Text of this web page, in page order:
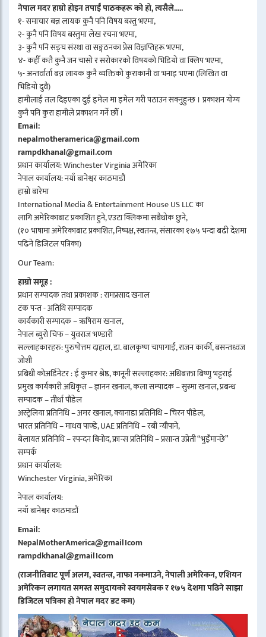
नेपाल मदर हाम्रो होइन तपाईँ पाठकहरू को हो, त्यसैले.....
१- समाचार बन्न लायक कुनै पनि विषय बस्तु भएमा,
२- कुनै पनि विषय बस्तुमा लेख रचना भएमा,
३- कुनै पनि सङ्घ संस्था वा सङ्गठनका प्रेस विज्ञप्तिहरू भएमा,
४- कहीँ कतै कुनै जन चासो र सरोकारको विषयको भिडियो वा क्लिप भएमा,
५- अन्तर्वार्ता बन्न लायक कुनै व्यक्तिको कुराकानी वा भनाइ भएमा (लिखित वा
भिडियो दुवै)
हामीलाई तल दिइएका दुई इमेल मा इमेल गरी पठाउन सक्नुहुन्छ । प्रकाशन योग्य
कुनै पनि कुरा हामीले प्रकाशन गर्ने छौँ ।
Email:
nepalmotheramerica@gmail.com
rampdkhanal@gmail.com
प्रधान कार्यालय: Winchester Virginia अमेरिका
नेपाल कार्यालय: नयाँ बानेश्वर काठमाडौं
हाम्रो बारेमा
International Media & Entertainment House US LLC का
लागि अमेरिकाबाट प्रकाशित हुने, एउटा क्लिकमा सबैथोक छुने,
(१० भाषामा अमेरिकाबाट प्रकाशित, निष्पक्ष, स्वतन्त्र, संसारका १७५ भन्दा बढी देशमा
पढिने डिजिटल पत्रिका)
Our Team:
हाम्रो समूह :
प्रधान सम्पादक तथा प्रकाशक : रामप्रसाद खनाल
टंक पन्त - अतिथि सम्पादक
कार्यकारी सम्पादक – ऋषिराम खनाल,
नेपाल ब्युरो चिफ – युवराज भण्डारी
सल्लाहकारहरु: पुरुषोत्तम दाहाल, डा. बालकृष्ण चापागाईं, राजन कार्की, बसन्तध्वज
जोशी
प्रबिधी कोअर्डिनेटर : ई कुमार श्रेष्ठ, कानूनी सल्लाहकार: अधिबक्ता बिष्णु भट्टराई
प्रमुख कार्यकारी अधिकृत – ज्ञानन खनाल, कला सम्पादक – सुस्मा खनाल, प्रबन्ध
सम्पादक – तीर्था पौडेल
अस्ट्रेलिया प्रतिनिधि – अमर खनाल, क्यानाडा प्रतिनिधि – चिरन पौडेल,
भारत प्रतिनिधि – माधव पाण्डे, UAE प्रतिनिधि – रबी न्यौपाने,
बेलायत प्रतिनिधि – स्पन्दन बिनोद, फ्रान्स प्रतिनिधि – प्रसान्त उप्रेती “भुइँमान्छे”
सम्पर्क
प्रधान कार्यालय:
Winchester Virginia, अमेरिका
नेपाल कार्यालय:
नयाँ बानेश्वर काठमाडौं
Email:
NepalMotherAmerica@gmail।com
rampdkhanal@gmail।com
(राजनीतिबाट पूर्ण अलग, स्वतन्त्र, नाफा नकमाउने, नेपाली अमेरिकन, एशियन
अमेरिकन लगायत समस्त समुदायको स्वयमसेबक र १७५ देशमा पढिने साझा
डिजिटल पत्रिका हो नेपाल मदर डट कम)